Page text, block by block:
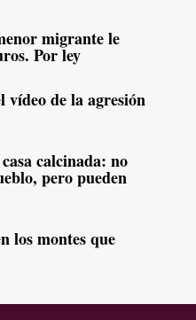
Por ley
pero pueden